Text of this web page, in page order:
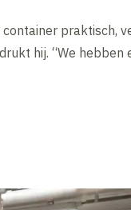
praktisch,
hij. “We hebben